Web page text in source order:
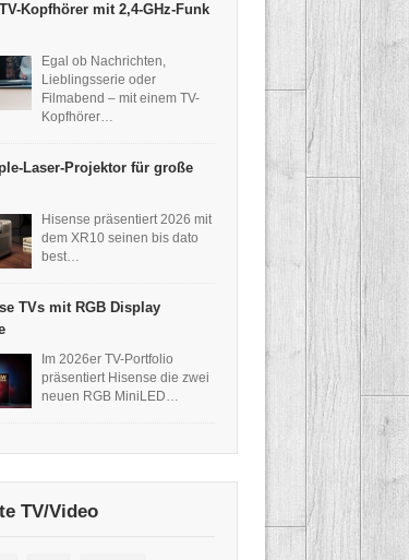
Kopfhörer mit 2,4-GHz-Funk
Egal ob Nachrichten,
Lieblingsserie oder
Filmabend – mit einem TV-
Kopfhörer…
Laser-Projektor für große
Hisense präsentiert 2026 mit
dem XR10 seinen bis dato
best…
TVs mit RGB Display
Im 2026er TV-Portfolio
präsentiert Hisense die zwei
neuen RGB MiniLED…
TV/Video